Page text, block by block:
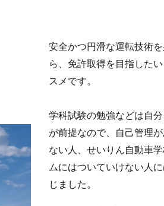
安全かつ円滑な運転技術
ら、免許取得を目指した
スメです。
学科試験の勉強などは自
が前提なので、自己管理
ない人、せいりん自動車
ムにはついていけない人
じました。